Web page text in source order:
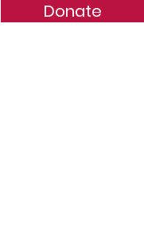
Donate